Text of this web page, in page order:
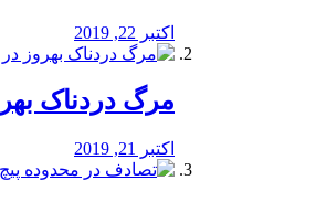
اکتبر 22, 2019
مرگ دردناک
اکتبر 21, 2019